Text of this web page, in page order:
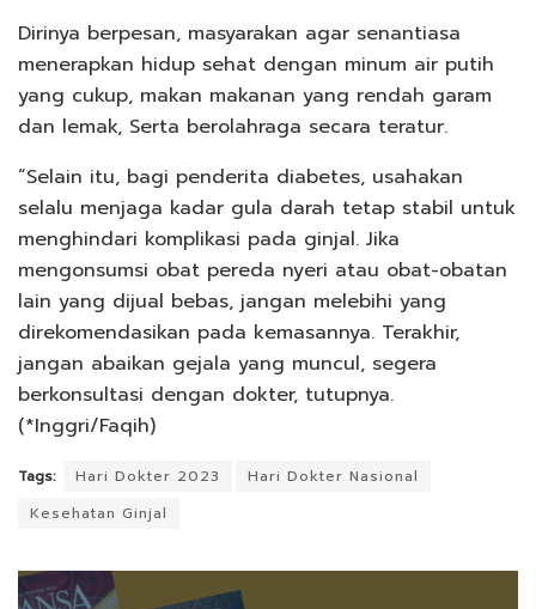
Dirinya berpesan, masyarakan agar senantiasa
menerapkan hidup sehat dengan minum air putih
yang cukup, makan makanan yang rendah garam
dan lemak, Serta berolahraga secara teratur.
“Selain itu, bagi penderita diabetes, usahakan
selalu menjaga kadar gula darah tetap stabil untuk
menghindari komplikasi pada ginjal. Jika
mengonsumsi obat pereda nyeri atau obat-obatan
lain yang dijual bebas, jangan melebihi yang
direkomendasikan pada kemasannya. Terakhir,
jangan abaikan gejala yang muncul, segera
berkonsultasi dengan dokter, tutupnya.
(*Inggri/Faqih)
Tags: Hari Dokter 2023
Hari Dokter Nasional
Kesehatan Ginjal